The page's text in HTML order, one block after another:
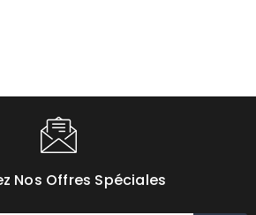
Nos Offres Spéciales